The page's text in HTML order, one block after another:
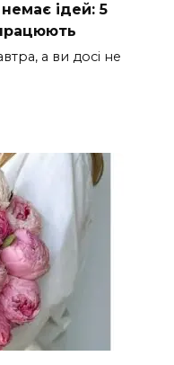
ідей: 5
а ви досі не